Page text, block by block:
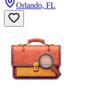
Orlando, FL